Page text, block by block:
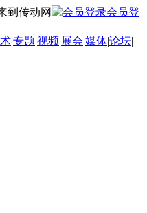
到传动网
会员登
|专题|视频|展会|媒体|论坛|